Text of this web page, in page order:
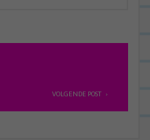
VOLGENDE POST